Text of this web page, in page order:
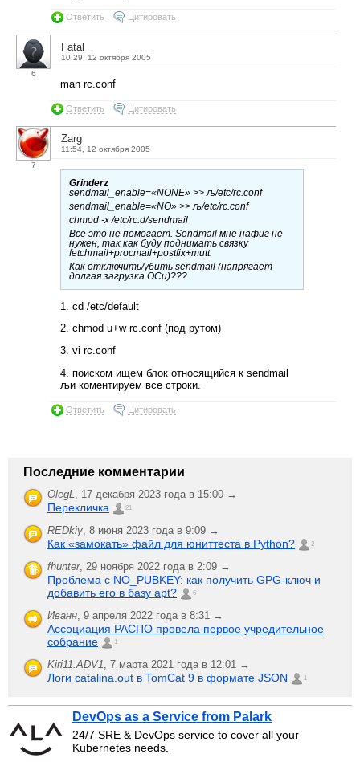
Ответить Цитировать
6
Fatal
10:29, 12 октября 2005
man rc.conf
Ответить Цитировать
7
Zarg
11:54, 12 октября 2005
Grinderz
sendmail_enable=«NONE» >> љ/etc/rc.conf
sendmail_enable=«NO» >> љ/etc/rc.conf
chmod -x /etc/rc.d/sendmail
Все это не помогает. Sendmail мне нафиг не
нужен, так как буду поднимать связку
fetchmail+procmail+postfix+mutt.
Как отключить/убить sendmail (напрягает
долгая загрузка ОСи)???
1. cd /etc/default
2. chmod u+w rc.conf (под рутом)
3. vi rc.conf
4. поиском ищем блок относящийся к sendmail
љи коментируем все строки.
Ответить Цитировать
Последние комментарии
OlegL 17 декабря 2023 года в 15:00 →
Перекличка 21
REDkiy 8 июня 2023 года в 9:09 →
Как «замокать» файл для юниттеста в Python? 2
fhunter, 29 ноября 2022 года в 2:09 →
Проблема с NO_PUBKEY: как получить GPG-ключ и
добавить его в базу apt?
6
Иванн 9 апреля 2022 года в 8:31 →
Ассоциация РАСПО провела первое учредительное
собрание
1
Kiri11.ADV1 7 марта 2021 года в 12:01 →
Логи catalina.out в TomCat 9 в формате JSON 1
DevOps as a Service from Palark
24/7 SRE & DevOps service to cover all your
Kubernetes needs.